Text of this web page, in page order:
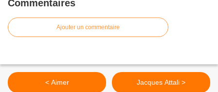
Commentaires
Ajouter un commentaire
< Aimer Jacques Attali >